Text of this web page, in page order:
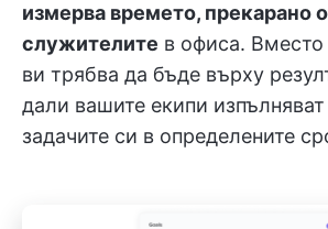
измерва времето, прекарано
служителите в офиса. Вместо
ви трябва да бъде върху
дали вашите екипи
задачите си в определените